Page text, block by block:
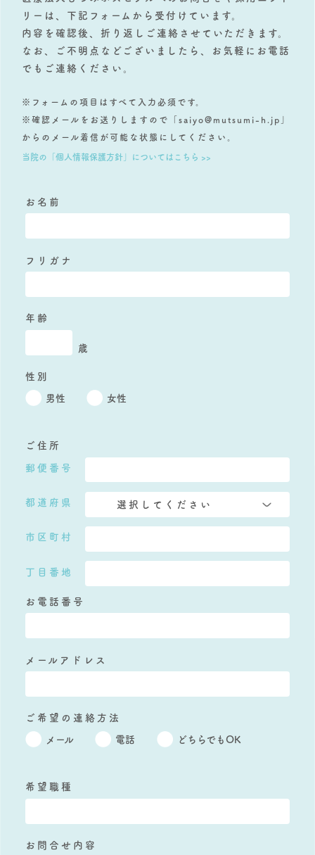
リーは、下記フォームから受付けています。
内容を確認後、折り返しご連絡させていただきます。
なお、ご不明点などございましたら、お気軽にお電話
でもご連絡ください。
※フォームの項目はすべて入力必須です。
※確認メールをお送りしますので「saiyo@mutsumi-h.jp」
からのメール着信が可能な状態にしてください。
当院の「個人情報保護方針」についてはこちら >>
お名前
フリガナ
年齢
歳
性別
男性 女性
ご住所
郵便番号
都道府県
市区町村
丁目番地
お電話番号
メールアドレス
ご希望の連絡方法
メール 電話 どちらでもOK
希望職種
お問合せ内容